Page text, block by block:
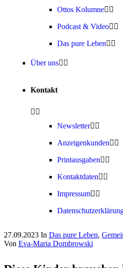
Ottos Kolumne
Podcast & Video
Das pure Leben
Über uns
Kontakt
Newsletter
Anzeigenkunden
Printausgaben
Kontaktdaten
Impressum
27.09.2023 In Das pure Leben,
Von Eva-Maria Dombrowski